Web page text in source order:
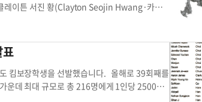
레이튼 서진 황(Clayton Seojin Hwang·카미
이트 롱비치 미술대학 박선욱 교수, NXT 아트
디 다이 아티스트가 맡아 공정하게 진행했다.
중앙일보 교육포털
터 학생미술공모전 홈페이지에서 열린다. 대
수 있으며, 참가 학생들이 자신의 작품으로 굿
킴보장학생을 선발했습니다. 올해로 39회째를
운데 최대 규모로 총 216명에게 1인당 2500달